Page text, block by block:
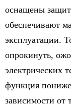
оснащены
обеспечивают
эксплуатации.
опрокинуть,
электрических
функция
зависимости от